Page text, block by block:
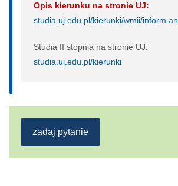
Opis kierunku na stronie UJ:
studia.uj.edu.pl/kierunki/wmii/
Studia II stopnia na stronie UJ:
studia.uj.edu.pl/kierunki
zadaj pytanie